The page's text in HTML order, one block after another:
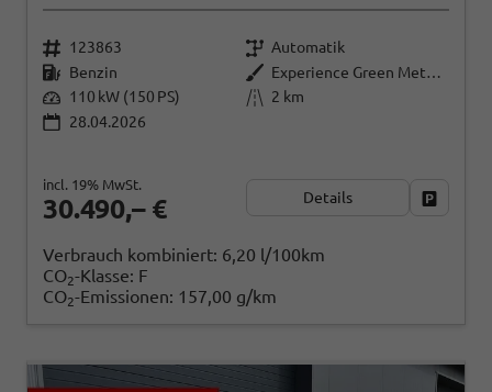
123863
Automatik
Benzin
Experience Green Metallic
110 kW (150 PS)
2 km
28.04.2026
30.490,– €
incl. 19% MwSt.
Details
Verbrauch kombiniert: 6,20 l/100km
CO2-Klasse: F
CO2-Emissionen: 157,00 g/km